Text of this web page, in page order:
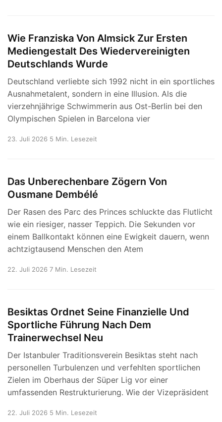
Wie Franziska Von Almsick Zur Ersten
Mediengestalt Des Wiedervereinigten
Deutschlands Wurde
Deutschland verliebte sich 1992 nicht in ein sportliches
Ausnahmetalent, sondern in eine Illusion. Als die
vierzehnjährige Schwimmerin aus Ost-Berlin bei den
Olympischen Spielen in Barcelona vier
23. Juli 2026 5 Min. Lesezeit
Das Unberechenbare Zögern Von
Ousmane Dembélé
Der Rasen des Parc des Princes schluckte das Flutlicht
wie ein riesiger, nasser Teppich. Die Sekunden vor
einem Ballkontakt können eine Ewigkeit dauern, wenn
achtzigtausend Menschen den Atem
22. Juli 2026 7 Min. Lesezeit
Besiktas Ordnet Seine Finanzielle Und
Sportliche Führung Nach Dem
Trainerwechsel Neu
Der Istanbuler Traditionsverein Besiktas steht nach
personellen Turbulenzen und verfehlten sportlichen
Zielen im Oberhaus der Süper Lig vor einer
umfassenden Restrukturierung. Wie der Vizepräsident
22. Juli 2026 5 Min. Lesezeit